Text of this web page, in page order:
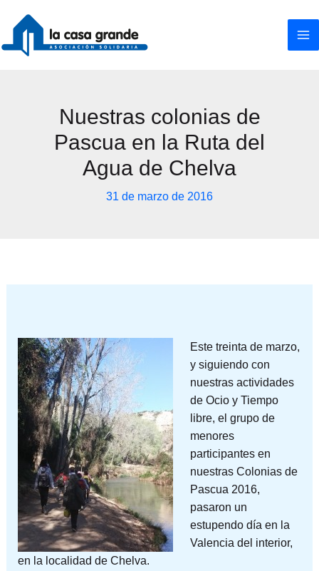
contenido
Nuestras colonias de
Pascua en la Ruta del
Agua de Chelva
31 de marzo de 2016
Este treinta de marzo,
y siguiendo con
nuestras actividades
de Ocio y Tiempo
libre, el grupo de
menores
participantes en
nuestras Colonias de
Pascua 2016,
pasaron un
estupendo día en la
Valencia del interior,
en la localidad de Chelva.